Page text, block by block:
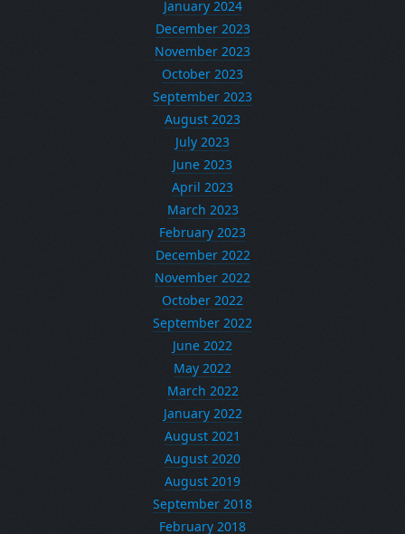
January 2024
December 2023
November 2023
October 2023
September 2023
August 2023
July 2023
June 2023
April 2023
March 2023
February 2023
December 2022
November 2022
October 2022
September 2022
June 2022
May 2022
March 2022
January 2022
August 2021
August 2020
August 2019
September 2018
February 2018